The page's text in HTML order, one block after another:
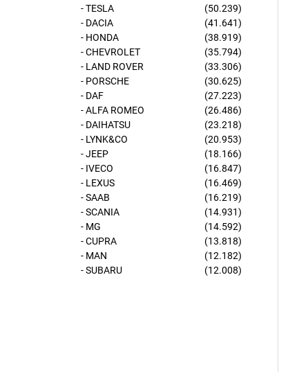
- TESLA
(50.239)
- DACIA
(41.641)
- HONDA
(38.919)
- CHEVROLET
(35.794)
- LAND ROVER
(33.306)
- PORSCHE
(30.625)
- DAF
(27.223)
- ALFA ROMEO
(26.486)
- DAIHATSU
(23.218)
- LYNK&CO
(20.953)
- JEEP
(18.166)
- IVECO
(16.847)
- LEXUS
(16.469)
- SAAB
(16.219)
- SCANIA
(14.931)
- MG
(14.592)
- CUPRA
(13.818)
- MAN
(12.182)
- SUBARU
(12.008)